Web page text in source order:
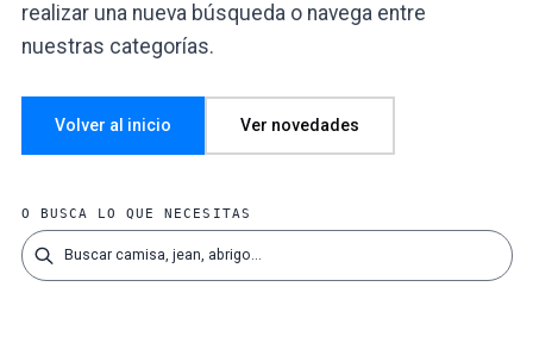
realizar una nueva búsqueda o navega entre
nuestras categorías.
Volver al inicio Ver novedades
O BUSCA LO QUE NECESITAS